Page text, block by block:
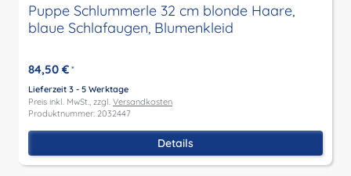
Puppe Schlummerle 32 cm blonde Haare,
blaue Schlafaugen, Blumenkleid
84,50 € *
Lieferzeit 3 - 5 Werktage
Preis inkl. MwSt., zzgl. Versandkosten
Produktnummer: 2032447
Details